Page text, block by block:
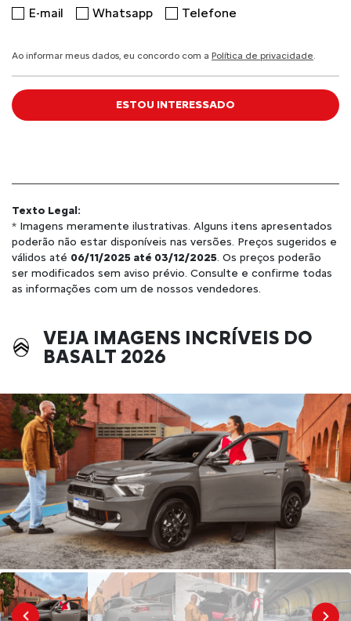
E-mail
Whatsapp Telefone
Ao informar meus dados, eu concordo com a Política de privacidade.
ESTOU INTERESSADO
Texto Legal:
* Imagens meramente ilustrativas. Alguns itens apresentados
poderão não estar disponíveis nas versões. Preços sugeridos e
válidos até 06/11/2025 até 03/12/2025. Os preços poderão
ser modificados sem aviso prévio. Consulte e confirme todas
as informações com um de nossos vendedores.
VEJA IMAGENS INCRÍVEIS DO
BASALT 2026